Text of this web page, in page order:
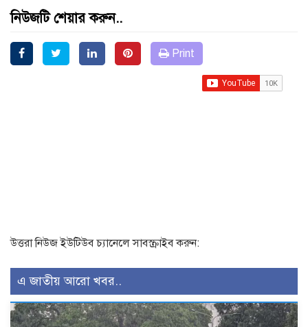
নিউজটি শেয়ার করুন..
Print
উত্তরা নিউজ ইউটিউব চ্যানেলে সাবস্ক্রাইব করুন:
এ জাতীয় আরো খবর..